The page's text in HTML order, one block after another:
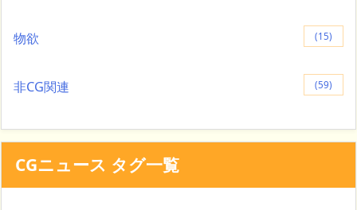
物欲 (15)
非CG関連 (59)
CGニュース タグ一覧